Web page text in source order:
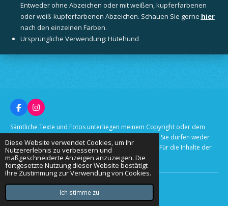
Diese Website verwendet Cookies, um Ihr
Nutzererlebnis zu verbessern und
maßgeschneiderte Anzeigen anzuzeigen. Die
fortgesetzte Nutzung dieser Website bestätigt
Ihre Zustimmung zur Verwendung von Cookies.
Ich stimme zu
Entweder ohne Abzeichen oder mit weißen, kupferfarbenen
oder weiß-kupferfarbenen Abzeichen. Schauen Sie gerne hier
nach den einzelnen Farben.
Ursprüngliche Verwendung: Hütehund
F
a
c
e
b
o
o
k
I
n
s
t
a
g
r
a
m
Sämtliche Texte und Fotos unterliegen meinem Copyright oder dem
Fotografen, der/die unter den Bildern genannt wird. Sie dürfen weder
vervielfältigt, noch woanders veröffentlicht werden! Für die Inhalte der
verlinkten Seiten bin ich nicht verantwortlich.
Mit Unterstützung von Webador